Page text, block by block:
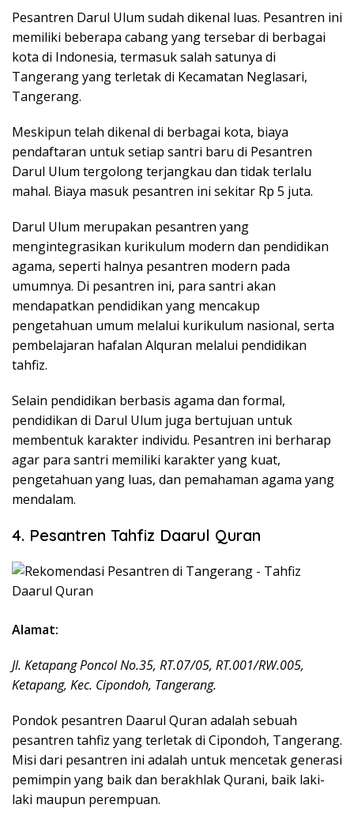
Pesantren Darul Ulum sudah dikenal luas. Pesantren ini
memiliki beberapa cabang yang tersebar di berbagai
kota di Indonesia, termasuk salah satunya di
Tangerang yang terletak di Kecamatan Neglasari,
Tangerang.
Meskipun telah dikenal di berbagai kota, biaya
pendaftaran untuk setiap santri baru di Pesantren
Darul Ulum tergolong terjangkau dan tidak terlalu
mahal. Biaya masuk pesantren ini sekitar Rp 5 juta.
Darul Ulum merupakan pesantren yang
mengintegrasikan kurikulum modern dan pendidikan
agama, seperti halnya pesantren modern pada
umumnya. Di pesantren ini, para santri akan
mendapatkan pendidikan yang mencakup
pengetahuan umum melalui kurikulum nasional, serta
pembelajaran hafalan Alquran melalui pendidikan
tahfiz.
Selain pendidikan berbasis agama dan formal,
pendidikan di Darul Ulum juga bertujuan untuk
membentuk karakter individu. Pesantren ini berharap
agar para santri memiliki karakter yang kuat,
pengetahuan yang luas, dan pemahaman agama yang
mendalam.
4. Pesantren Tahfiz Daarul Quran
Alamat:
Jl. Ketapang Poncol No.35, RT.07/05, RT.001/RW.005,
Ketapang, Kec. Cipondoh, Tangerang.
Pondok pesantren Daarul Quran adalah sebuah
pesantren tahfiz yang terletak di Cipondoh, Tangerang.
Misi dari pesantren ini adalah untuk mencetak generasi
pemimpin yang baik dan berakhlak Qurani, baik laki-
laki maupun perempuan.